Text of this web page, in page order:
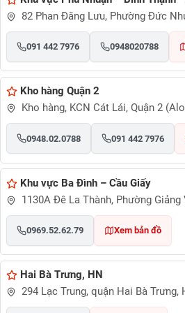
82 Phan Đăng Lưu, Phường Đức
091 442 7976 0948020788
Kho hàng Quận 2
Kho hàng, KCN Cát Lái, Quận 2
0948.02.0788 091 442 7976
Khu vực Ba Đình – Cầu Giấy
1130A Đê La Thành, Phường Giảng
0969.52.62.79 Xem bản đồ
Hai Bà Trưng, HN
294 Lạc Trung, quận Hai Bà Trưng,